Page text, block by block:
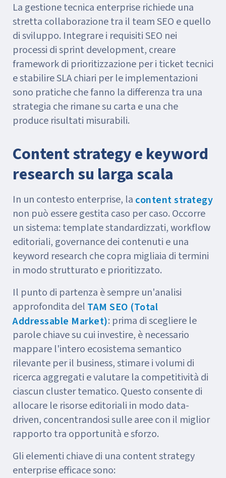
La gestione tecnica enterprise richiede una
stretta collaborazione tra il team SEO e quello
di sviluppo. Integrare i requisiti SEO nei
processi di sprint development, creare
framework di prioritizzazione per i ticket tecnici
e stabilire SLA chiari per le implementazioni
sono pratiche che fanno la differenza tra una
strategia che rimane su carta e una che
produce risultati misurabili.
Content strategy e keyword
research su larga scala
In un contesto enterprise, la content strategy
non può essere gestita caso per caso. Occorre
un sistema: template standardizzati, workflow
editoriali, governance dei contenuti e una
keyword research che copra migliaia di termini
in modo strutturato e prioritizzato.
Il punto di partenza è sempre un'analisi
approfondita del TAM SEO (Total
Addressable Market): prima di scegliere le
parole chiave su cui investire, è necessario
mappare l'intero ecosistema semantico
rilevante per il business, stimare i volumi di
ricerca aggregati e valutare la competitività di
ciascun cluster tematico. Questo consente di
allocare le risorse editoriali in modo data-
driven, concentrandosi sulle aree con il miglior
rapporto tra opportunità e sforzo.
Gli elementi chiave di una content strategy
enterprise efficace sono: